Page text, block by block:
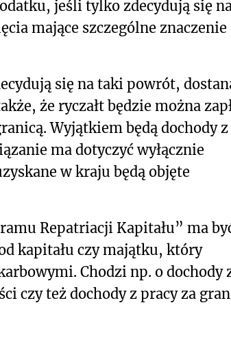
jeśli tylko zdecydują się
mające szczególne znaczenie
się na taki powrót,
że ryczałt będzie można
Wyjątkiem będą dochody z
ma dotyczyć wyłącznie
w kraju będą objęte
Repatriacji Kapitału” ma
kapitału czy majątku, który
Chodzi np. o dochody
czy też dochody z pracy za